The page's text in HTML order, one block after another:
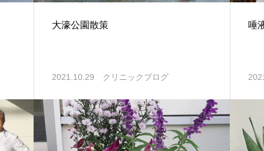
大濠公園散策
2021.10.29 クリニックブログ
唾